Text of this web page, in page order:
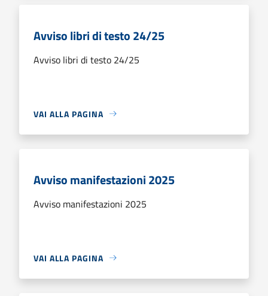
Avviso libri di testo 24/25
Avviso libri di testo 24/25
VAI ALLA PAGINA
Avviso manifestazioni 2025
Avviso manifestazioni 2025
VAI ALLA PAGINA